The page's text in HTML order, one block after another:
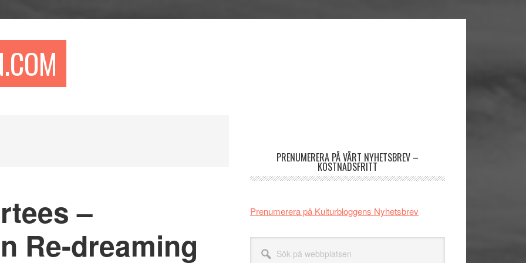
–
Re-dreaming
PRENUMERERA PÅ VÅRT NYHETSBREV –
KOSTNADSFRITT
Prenumerera på Kulturbloggens Nyhetsbrev